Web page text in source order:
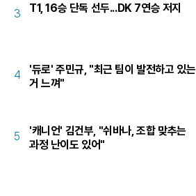
3 T1, 16승 단독 선두...DK 7연승 저지
4
'듀로' 주민규, "최근 팀이 발전하고 있는
거 느껴"
5
'캐니언' 김건부, "쉬바나, 조합 맞추는
과정 난이도 있어"